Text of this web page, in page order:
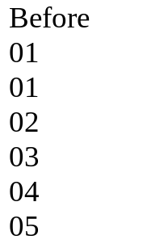
Before
01
01
02
03
04
05